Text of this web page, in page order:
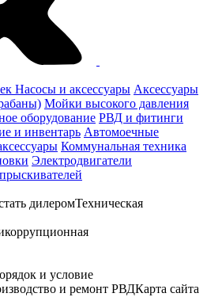
Насосы и аксессуары Аксессуары
Мойки высокого давления
оборудование РВД и фитинги
и инвентарь Автомоечные
Коммунальная техника
Электродвигатели
дилеромТехническая
и условие
и ремонт РВДКарта сайта